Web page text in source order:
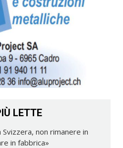
LETTE
Svizzera, non rimanere in
in fabbrica»